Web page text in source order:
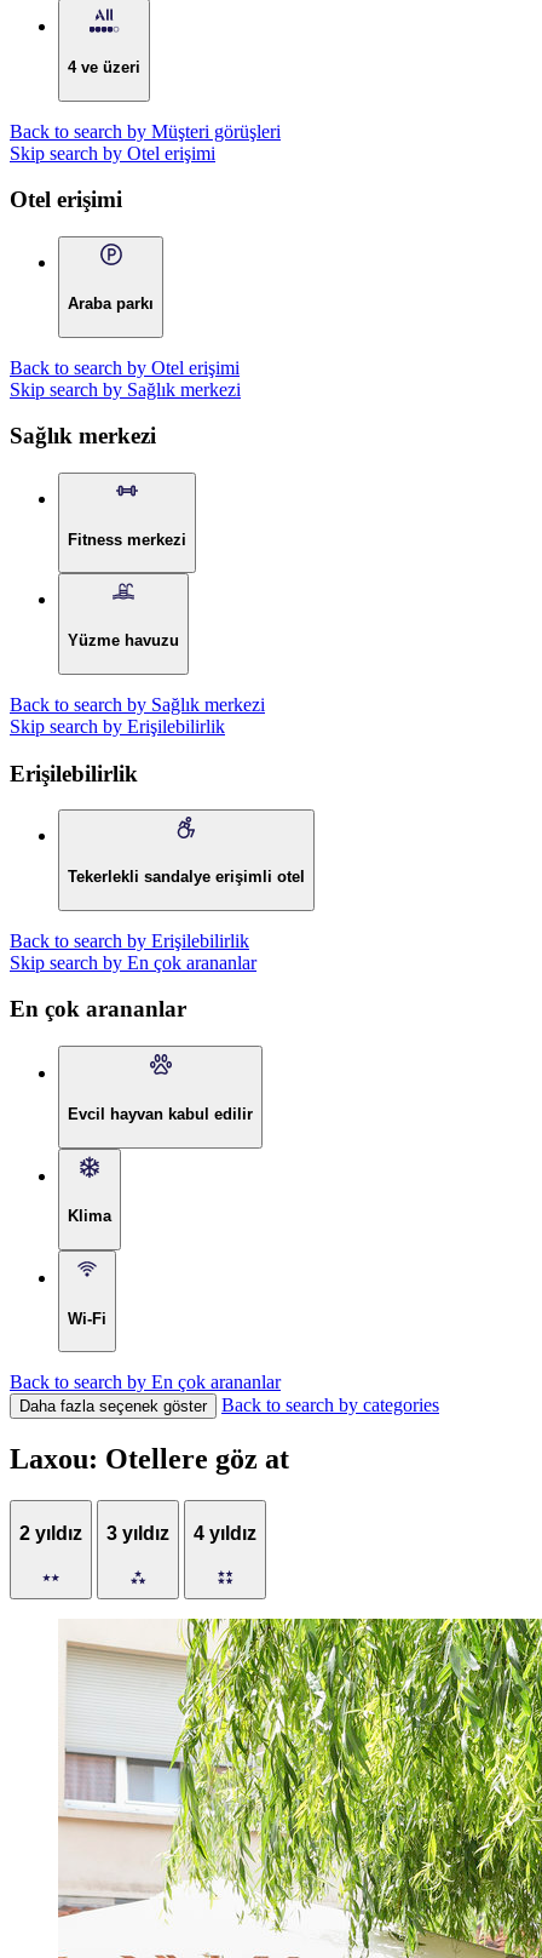
4 ve üzeri
Back to search by Müşteri görüşleri
Skip search by Otel erişimi
Otel erişimi
Araba parkı
Back to search by Otel erişimi
Skip search by Sağlık merkezi
Sağlık merkezi
Fitness merkezi
Yüzme havuzu
Back to search by Sağlık merkezi
Skip search by Erişilebilirlik
Erişilebilirlik
Tekerlekli sandalye erişimli otel
Back to search by Erişilebilirlik
Skip search by En çok arananlar
En çok arananlar
Evcil hayvan kabul edilir
Klima
Wi-Fi
Back to search by En çok arananlar
Daha fazla seçenek göster Back to search by categories
Laxou: Otellere göz at
2 yıldız 3 yıldız 4 yıldız